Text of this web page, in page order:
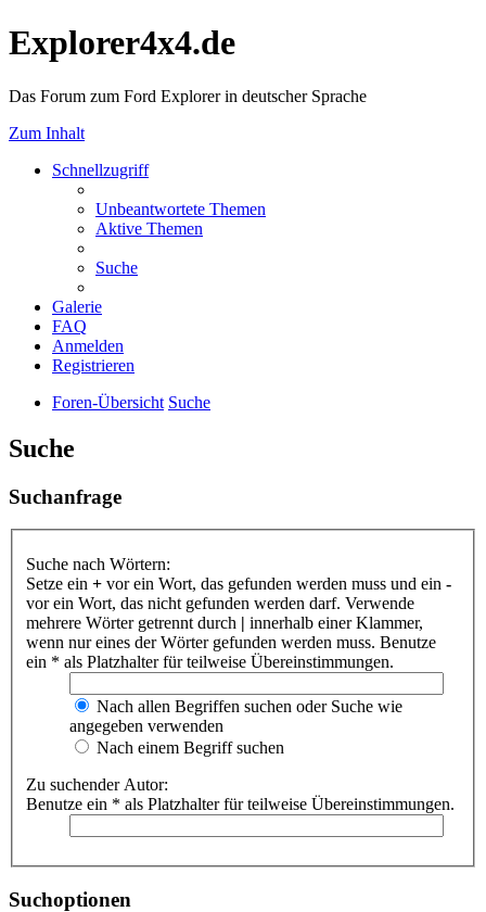
Explorer4x4.de
Das Forum zum Ford Explorer in deutscher Sprache
Zum Inhalt
Schnellzugriff
Unbeantwortete Themen
Aktive Themen
Suche
Galerie
FAQ
Anmelden
Registrieren
Foren-Übersicht Suche
Suche
Suchanfrage
Suche nach Wörtern:
Setze ein + vor ein Wort, das gefunden werden muss und ein -
vor ein Wort, das nicht gefunden werden darf. Verwende
mehrere Wörter getrennt durch | innerhalb einer Klammer,
wenn nur eines der Wörter gefunden werden muss. Benutze
ein * als Platzhalter für teilweise Übereinstimmungen.
Nach allen Begriffen suchen oder Suche wie
angegeben verwenden
Nach einem Begriff suchen
Zu suchender Autor:
Benutze ein * als Platzhalter für teilweise Übereinstimmungen.
Suchoptionen